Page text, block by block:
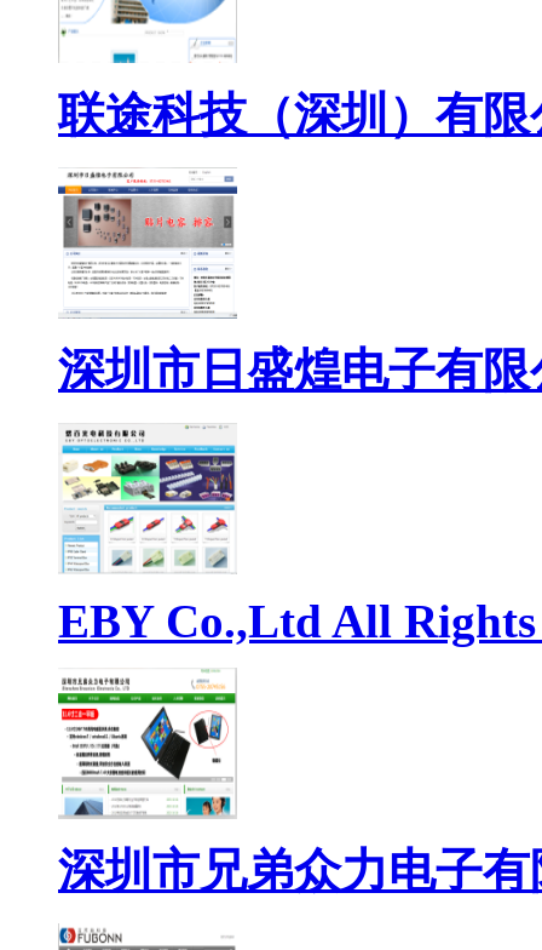
联途科技（深圳）有
深圳市日盛煌电子有限
EBY Co.,Ltd All Rights
深圳市兄弟众力电子